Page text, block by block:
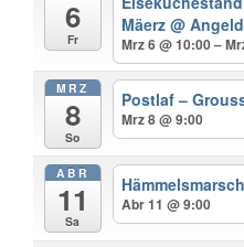
6
Fr
Mäerz@
Mrz 6 @ 10:00 –
MRZ
8
So
Postlaf –
Mrz 8 @ 9:00
ABR
11
Sa
Abr 11 @ 9:00